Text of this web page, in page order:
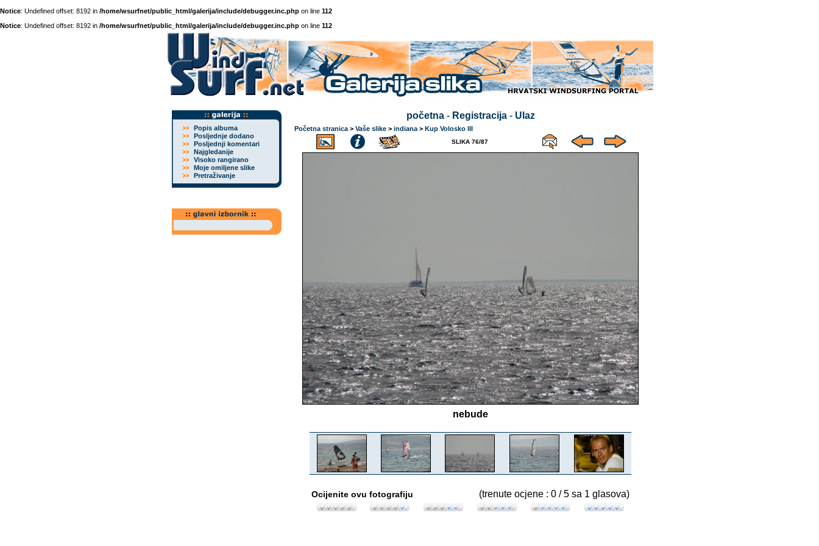
Notice: Undefined offset: 8192 in /home/wsurfnet/public_html/galerija/include/debugger.inc.php on line 112
Notice: Undefined offset: 8192 in /home/wsurfnet/public_html/galerija/include/debugger.inc.php on line 112
Popis albuma
Posljednje dodano
Posljednji komentari
Najgledanije
Visoko rangirano
Moje omiljene slike
Pretraživanje
početna- Registracija- Ulaz
Početna stranica > Vaše slike > indiana > Kup Volosko III
SLIKA 76/87
nebude
Ocijenite ovu fotografiju (trenute ocjene : 0 / 5 sa 1 glasova)